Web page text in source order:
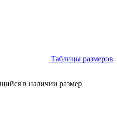
Таблицы размеров
в наличии размер